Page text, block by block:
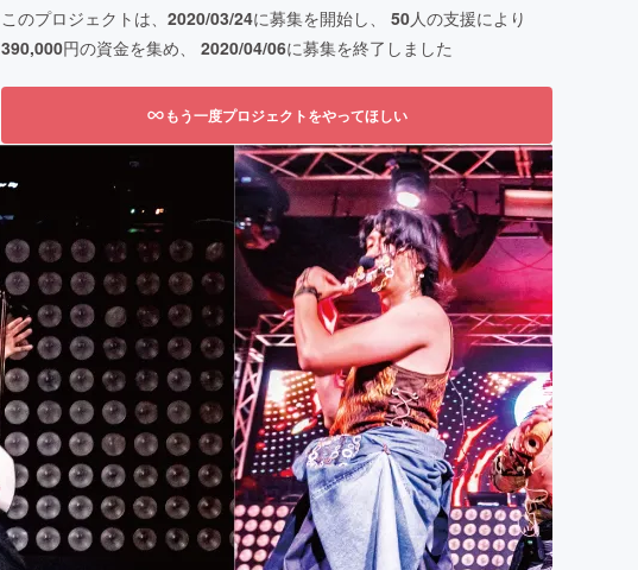
このプロジェクトは、 2020/03/24に募集を開始し、 50人の支援により
390,000円の資金を集め、 2020/04/06に募集を終了しました
もう一度プロジェクトをやってほしい